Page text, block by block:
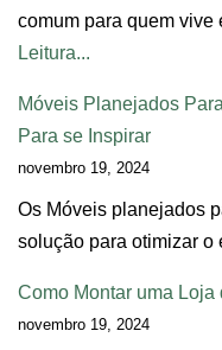
comum para quem
Leitura...
Móveis Planejados
Para se Inspirar
novembro 19, 2024
Os Móveis planejados
solução para otimizar
Como Montar uma
novembro 19, 2024